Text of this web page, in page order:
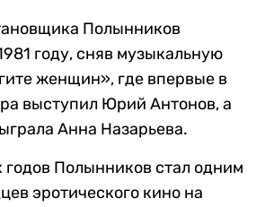
Полынников
году, сняв музыкальную
женщин», где впервые в
выступил Юрий Антонов, а
Анна Назарьева.
годов Полынников стал одним
эротического кино на